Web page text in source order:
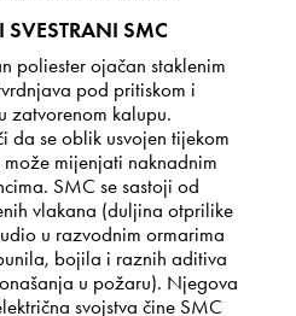
SVESTRANI SMC
poliester ojačan staklenim
pod pritiskom i
zatvorenom kalupu.
da se oblik usvojen tijekom
mijenjati naknadnim
SMC se sastoji od
vlakana (duljina otprilike
u razvodnim ormarima
bojila i raznih aditiva
u požaru). Njegova
svojstva čine SMC